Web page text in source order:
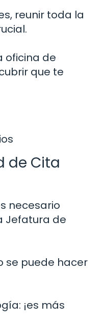
reunir toda la
oficina de
que te
de Cita
necesario
Jefatura de
se puede hacer
¡es más